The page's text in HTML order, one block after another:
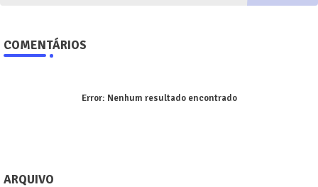
COMENTÁRIOS
Error: Nenhum resultado encontrado
ARQUIVO